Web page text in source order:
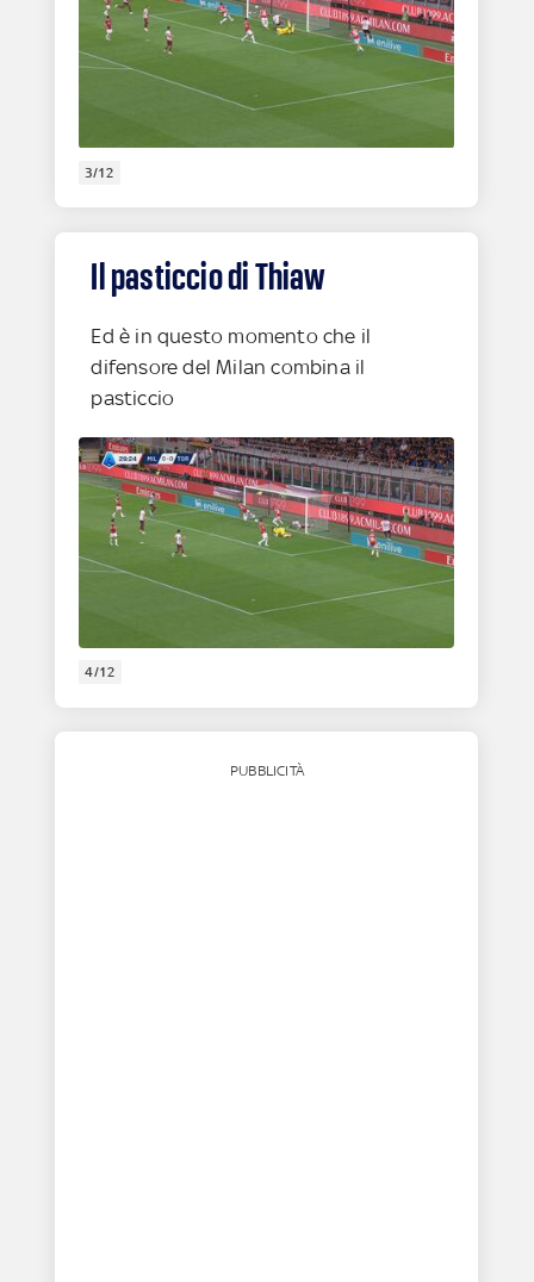
3/12
Il pasticcio di Thiaw
Ed è in questo momento che il
difensore del Milan combina il
pasticcio
4/12
PUBBLICITÀ